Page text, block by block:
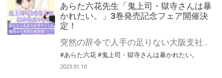
あらた六花先生「鬼上司・獄寺さんは暴
かれたい。」3巻発売記念フェア開催決
定！
#あらた六花 #鬼上司・獄寺さんは暴かれたい。
2023.01.10